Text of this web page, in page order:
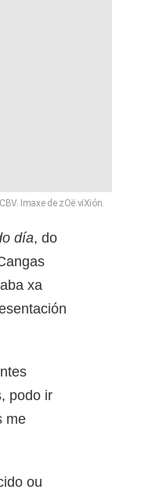
Imaxe de zOë viXión.
día, do
xa
podo ir
me
ou